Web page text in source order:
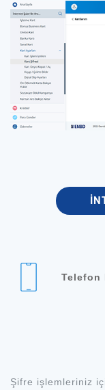
Telefon
Şifre işlemleriniz